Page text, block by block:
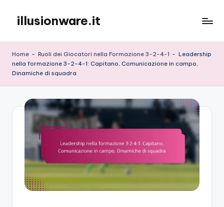
content
illusionware.it
Home - Ruoli dei Giocatori nella Formazione 3-2-4-1 - Leadership
nella formazione 3-2-4-1: Capitano, Comunicazione in campo,
Dinamiche di squadra